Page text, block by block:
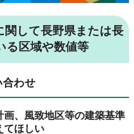
関して長野県または長
る区域や数値等
合わせ
画、風致地区等の建築基準
てほしい